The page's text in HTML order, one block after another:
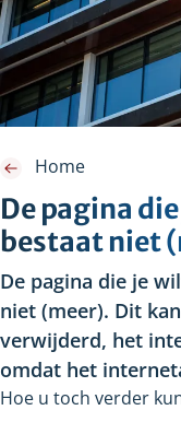
De pagina
bestaat niet
Home
De pagina die je
niet (meer). Dit
verwijderd, het
omdat het
Hoe u toch verder